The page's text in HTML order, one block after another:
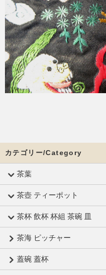
カテゴリー/Category
茶葉
茶壺 ティーポット
茶杯 飲杯 杯組 茶碗 皿
茶海 ピッチャー
蓋碗 蓋杯